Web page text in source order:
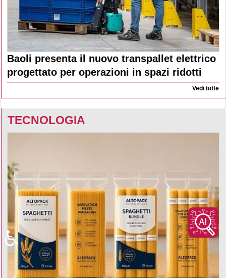
Baoli presenta il nuovo transpallet elettrico
progettato per operazioni in spazi ridotti
Vedi tutte
TECNOLOGIA